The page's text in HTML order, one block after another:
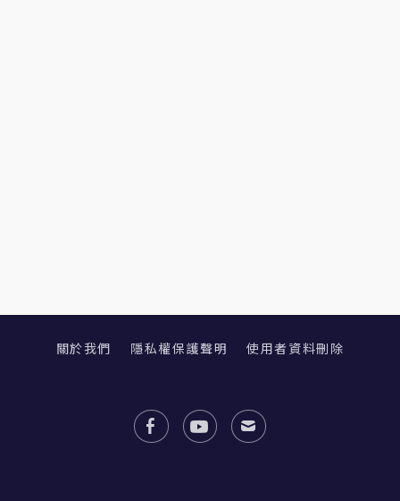
關於我們 隱私權保護聲明 使用者資料刪除